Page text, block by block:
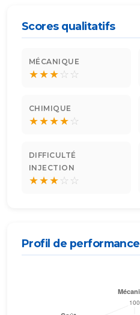
Scores qualitatifs
MÉCANIQUE
★★★☆ ☆
CHIMIQUE
★★★★☆
DIFFICULTÉ
INJECTION
★★★☆ ☆
Profil de performance